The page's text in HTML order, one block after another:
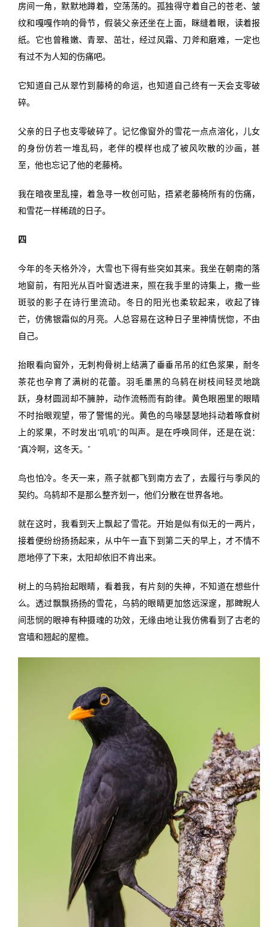
房间一角，默默地蹲着，空荡荡的。孤独得守着自己的苍老、皱
纹和嘎嘎作响的骨节，假装父亲还坐在上面，眯缝着眼，读着报
纸。它也曾稚嫩、青翠、茁壮，经过风霜、刀斧和磨难，一定也
有过不为人知的伤痛吧。
它知道自己从翠竹到藤椅的命运，也知道自己终有一天会支零破
碎。
父亲的日子也支零破碎了。记忆像窗外的雪花一点点溶化，儿女
的身份仿若一堆乱码，老伴的模样也成了被风吹散的沙画，甚
至，他也忘记了他的老藤椅。
我在暗夜里乱撞，着急寻一枚创可贴，捂紧老藤椅所有的伤痛，
和雪花一样稀疏的日子。
四
今年的冬天格外冷，大雪也下得有些突如其来。我坐在朝南的落
地窗前，有阳光从百叶窗透进来，照在我手里的诗集上，撒一些
斑驳的影子在诗行里流动。冬日的阳光也柔软起来，收起了锋
芒，仿佛银霜似的月亮。人总容易在这种日子里神情恍惚，不由
自己。
抬眼看向窗外，无刺枸骨树上结满了垂垂吊吊的红色浆果，耐冬
茶花也孕育了满树的花蕾。羽毛墨黑的乌鸫在树枝间轻灵地跳
跃，身材圆润却不臃肿，动作流畅而有韵律。黄色眼圈里的眼睛
不时抬眼观望，带了警惕的光。黄色的鸟喙瑟瑟地抖动着啄食树
上的浆果，不时发出“叽叽”的叫声。是在呼唤同伴，还是在说：
“真冷啊，这冬天。”
鸟也怕冷。冬天一来，燕子就都飞到南方去了，去履行与季风的
契约。乌鸫却不是那么整齐划一，他们分散在世界各地。
就在这时，我看到天上飘起了雪花。开始是似有似无的一两片，
接着便纷纷扬扬起来，从中午一直下到第二天的早上，才不情不
愿地停了下来，太阳却依旧不肯出来。
树上的乌鸫抬起眼睛，看着我，有片刻的失神，不知道在想些什
么。透过飘飘扬扬的雪花，乌鸫的眼睛更加悠远深邃，那睥睨人
间悲悯的眼神有种摄魂的功效，无缘由地让我仿佛看到了古老的
宫墙和翘起的屋檐。